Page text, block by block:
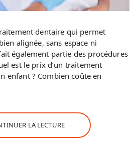
dentaire qui permet
alignée, sans espace ni
également partie des procédures
est le prix d’un traitement
enfant ? Combien coûte en
LA LECTURE